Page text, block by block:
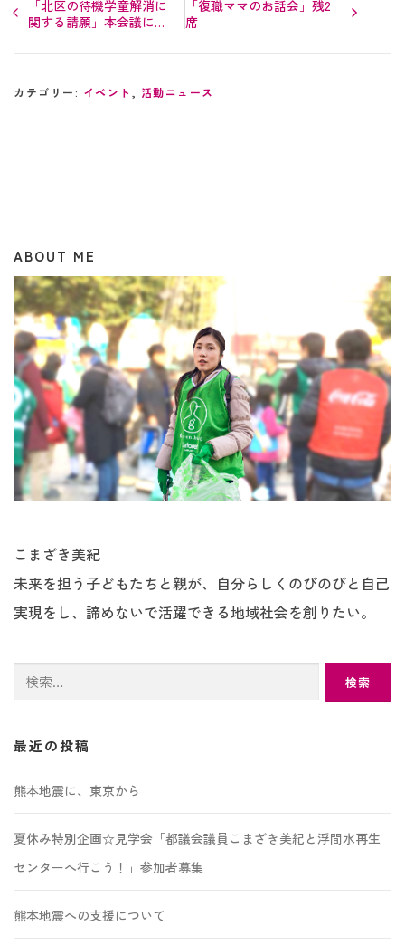
「北区の待機学童解消に
関する請願」本会議にお
「復職ママのお話会」残2
席
カテゴリー: イベント , 活動ニュース
ABOUT ME
こまざき美紀
未来を担う子どもたちと親が、自分らしくのびのびと自己
実現をし、諦めないで活躍できる地域社会を創りたい。
検
最近の投稿
熊本地震に、東京から
夏休み特別企画☆見学会「都議会議員こまざき美紀と浮間水再生
センターへ行こう！」参加者募集
熊本地震への支援について